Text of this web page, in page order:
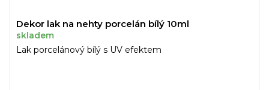
Dekor lak na nehty porcelán bílý 10ml
skladem
Lak porcelánový bílý s UV efektem